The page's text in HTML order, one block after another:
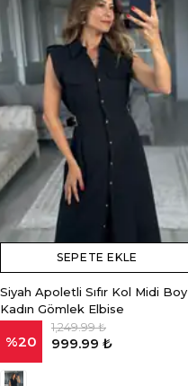
SEPETE EKLE
Siyah Apoletli Sıfır Kol Midi Boy
Kadın Gömlek Elbise
%20
1,249.99 ₺
999.99 ₺